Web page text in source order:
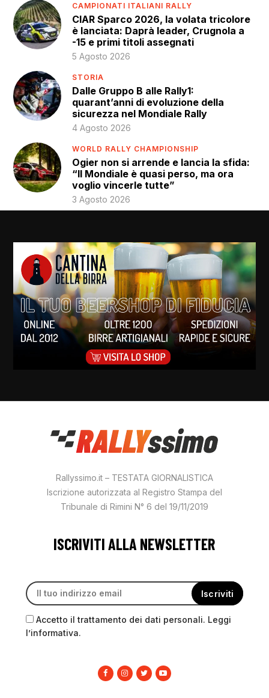
CAMPIONATI ITALIANI RALLY
CIAR Sparco 2026, la volata tricolore
è lanciata: Daprà leader, Crugnola a
-15 e primi titoli assegnati
5 Agosto 2026
STORIA
Dalle Gruppo B alle Rally1:
quarant’anni di evoluzione della
sicurezza nel Mondiale Rally
4 Agosto 2026
WORLD RALLY CHAMPIONSHIP
Ogier non si arrende e lancia la sfida:
“Il Mondiale è quasi perso, ma ora
voglio vincerle tutte”
3 Agosto 2026
Rallyssimo.it – TESTATA GIORNALISTICA
Iscrizione autorizzata al Registro Stampa del
Tribunale di Rimini N° 6 del 19/11/2019
ISCRIVITI ALLA NEWSLETTER
Accetto il trattamento dei dati personali. Leggi
l’informativa.